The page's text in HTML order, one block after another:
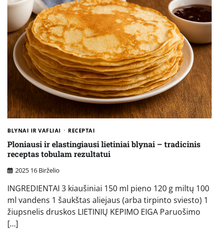
BLYNAI IR VAFLIAI RECEPTAI
Ploniausi ir elastingiausi lietiniai blynai – tradicinis
receptas tobulam rezultatui
2025 16 Birželio
INGREDIENTAI 3 kiaušiniai 150 ml pieno 120 g miltų 100
ml vandens 1 šaukštas aliejaus (arba tirpinto sviesto) 1
žiupsnelis druskos LIETINIŲ KEPIMO EIGA Paruošimo
[…]